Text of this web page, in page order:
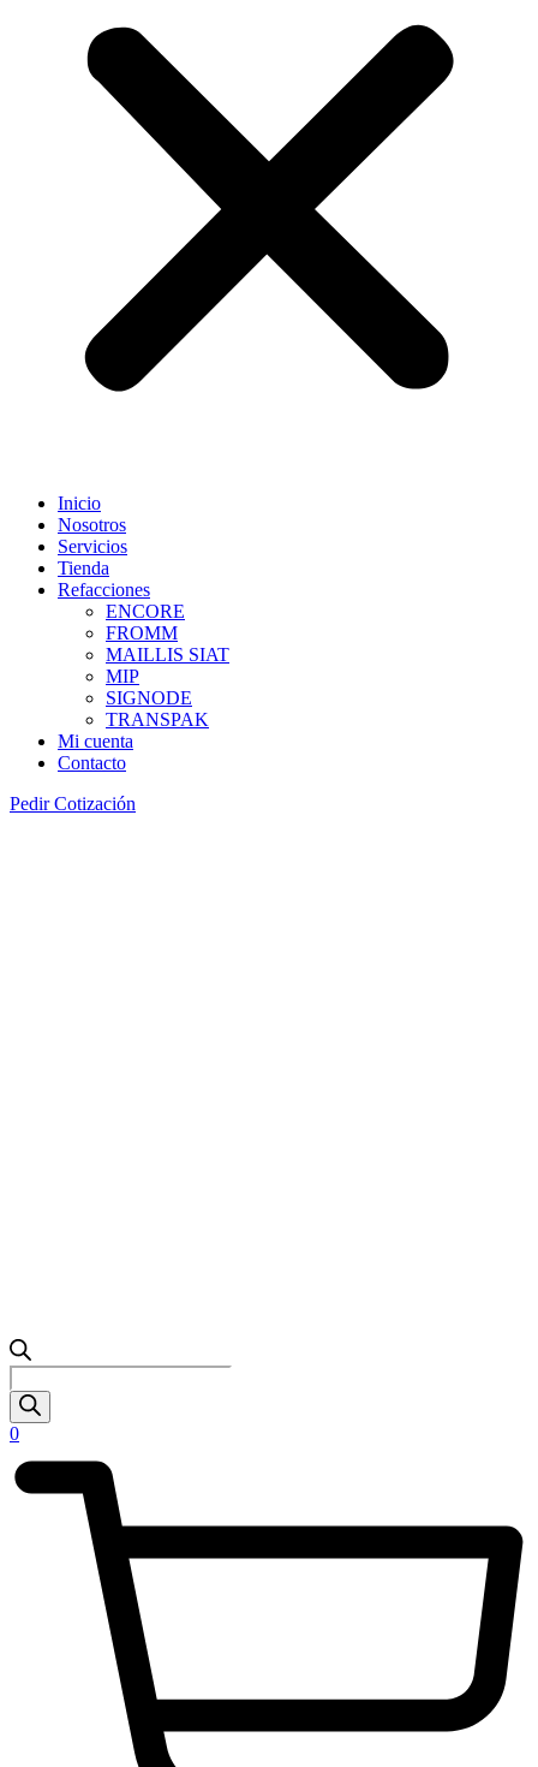
Inicio
Nosotros
Servicios
Tienda
Refacciones
ENCORE
FROMM
MAILLIS SIAT
MIP
SIGNODE
TRANSPAK
Mi cuenta
Contacto
Pedir Cotización
Products
search
0